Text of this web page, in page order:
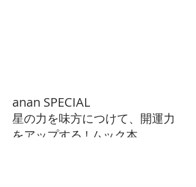
anan SPECIAL
星の力を味方につけて、開運力
をアップする ! ムック本